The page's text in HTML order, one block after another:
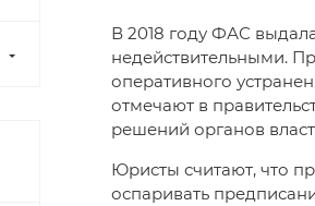
В 2018 году ФАС
недействительными.
оперативного
отмечают в
решений органов
Юристы считают, что
оспаривать